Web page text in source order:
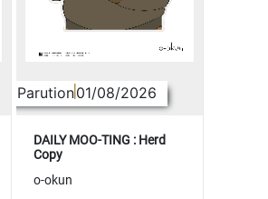
Parution01/08/2026
DAILY MOO-TING : Herd
Copy
o-okun